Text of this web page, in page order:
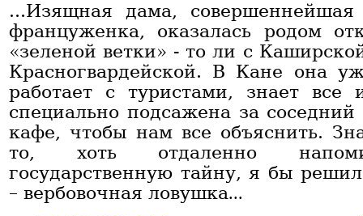
...Изящная дама,
француженка, оказалась родом
«зеленой ветки» - то ли с
Красногвардейской. В Кане она
работает с туристами, знает
специально подсажена за соседний
кафе, чтобы нам все объяснить.
то, хоть отдаленно
государственную тайну, я бы
– вербовочная ловушка...